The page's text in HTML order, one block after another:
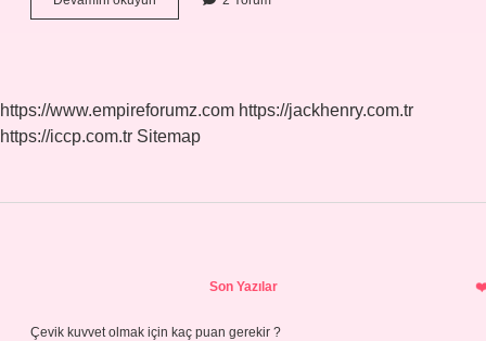
Zümre
https://www.empireforumz.com https://jackhenry.com.tr
https://iccp.com.tr Sitemap
Son Yazılar
Çevik kuvvet olmak için kaç puan gerekir ?